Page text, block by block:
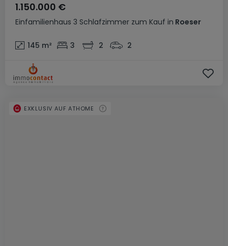
Einfamilienhaus 3 Schlafzimmer zum Kauf in Roeser
1.150.000 €
145 m² 3 2 2
EXKLUSIV AUF ATHOME